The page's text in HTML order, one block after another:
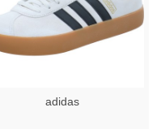
adidas